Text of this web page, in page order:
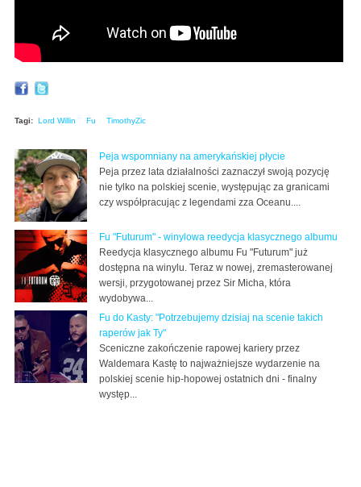
Tagi: Lord Willin Fu TimothyZic
Peja wspomniany na amerykańskiej płycie
Peja przez lata działalności zaznaczył swoją pozycję
nie tylko na polskiej scenie, występując za granicami
czy współpracując z legendami zza Oceanu....
Fu "Futurum" - winylowa reedycja klasycznego albumu
Reedycja klasycznego albumu Fu "Futurum" już
dostępna na winylu. Teraz w nowej, zremasterowanej
wersji, przygotowanej przez Sir Micha, która
wydobywa...
Fu do Kasty: "Potrzebujemy dzisiaj na scenie takich
raperów jak Ty"
Sceniczne zakończenie rapowej kariery przez
Waldemara Kastę to najważniejsze wydarzenie na
polskiej scenie hip-hopowej ostatnich dni - finalny
występ...